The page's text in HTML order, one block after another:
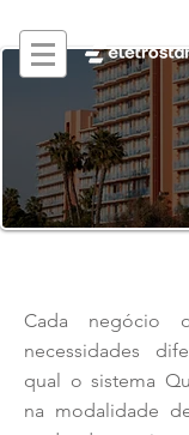
Cada negócio
necessidades
qual o sistema
na modalidade